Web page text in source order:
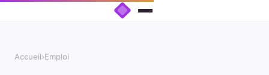
Accueil›Emploi